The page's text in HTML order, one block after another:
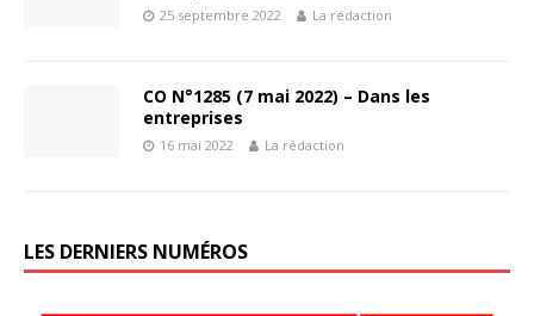
25 septembre 2022 La rédaction
CO N°1285 (7 mai 2022) – Dans les
entreprises
16 mai 2022 La rédaction
LES DERNIERS NUMÉROS